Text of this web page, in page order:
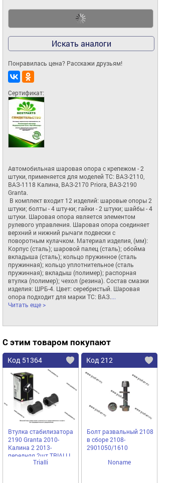
Искать аналоги
Понравилась цена? Расскажи друзьям!
Сертификат:
Автомобильная шаровая опора c крепежом - 2
штуки, применяется для моделей ТС: ВАЗ-2110,
ВАЗ-1118 Калина, ВАЗ-2170 Priora, ВАЗ-2190
Granta.
штуки; болты - 4 шту-ки; гайки - 2 штуки; шайбы - 4
штуки. Шаровая опора является элементом
рулевого управления. Шаровая опора соединяет
верхний и нижний рычаги подвески с
поворотным кулачком. Материал изделия, (мм):
Корпус (сталь); шаровой палец (сталь); обойма
вкладыша (сталь); кольцо пружинное (сталь
пружинная); кольцо уплотнительное (сталь
пружинная); вкладыш (полимер); распорная
втулка (полимер); чехол (резина). Состав смазки
изделия: ШРБ-4. Цвет: серебристый. Шаровая
опора подходит для марки ТС: ВАЗ....
Читать еще >
С этим товаром покупают
Код 51364
Втулка стабилизатора
2190 Granta 2010-
Калина 2 2013-
передняя 2шт TRIALLI
Trialli
Код 212
Болт развальный 2108
в сборе 2108-
2901050/1610
Noname